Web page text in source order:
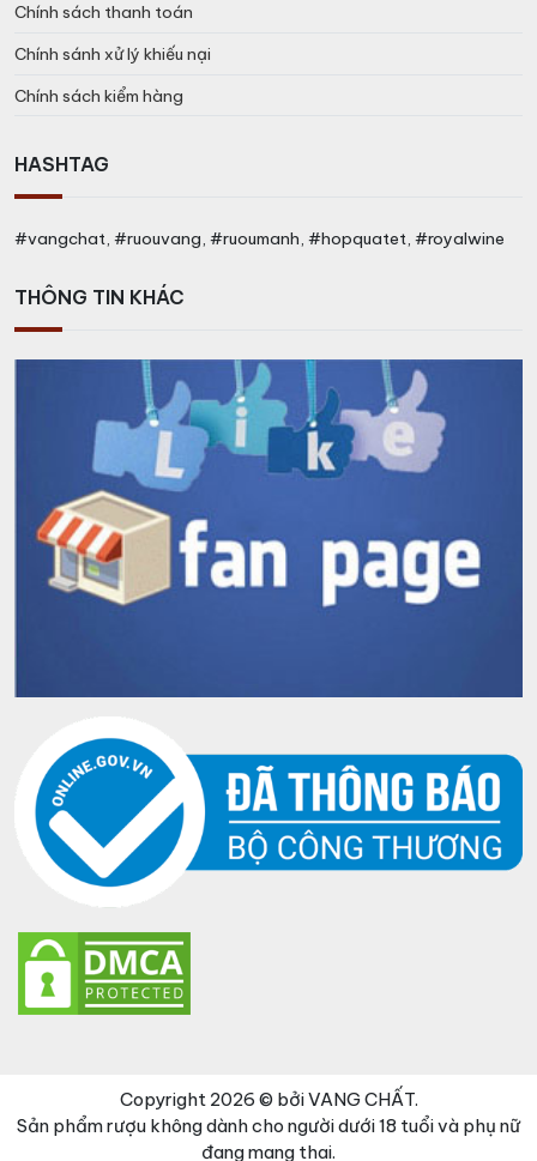
Chính sách thanh toán
Chính sánh xử lý khiếu nại
Chính sách kiểm hàng
HASHTAG
#vangchat, #ruouvang, #ruoumanh, #hopquatet, #royalwine
THÔNG TIN KHÁC
Copyright 2026 © bởi VANG CHẤT.
Sản phẩm rượu không dành cho người dưới 18 tuổi và phụ nữ
đang mang thai.